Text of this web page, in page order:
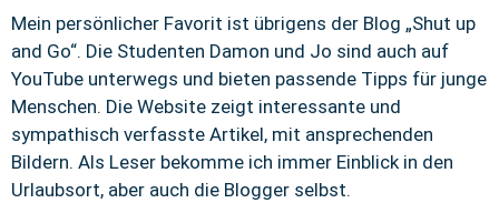
Mein persönlicher Favorit ist übrigens der Blog „Shut up
and Go“. Die Studenten Damon und Jo sind auch auf
YouTube unterwegs und bieten passende Tipps für junge
Menschen. Die Website zeigt interessante und
sympathisch verfasste Artikel, mit ansprechenden
Bildern. Als Leser bekomme ich immer Einblick in den
Urlaubsort, aber auch die Blogger selbst.